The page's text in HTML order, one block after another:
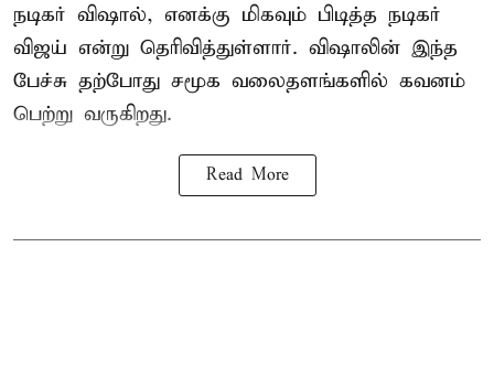
நடிகர் விஷால், எனக்கு மிகவும் பிடித்த நடிகர்
விஜய் என்று தெரிவித்துள்ளார். விஷாலின் இந்த
பேச்சு தற்போது சமூக வலைதளங்களில் கவனம்
பெற்று வருகிறது.
Read More